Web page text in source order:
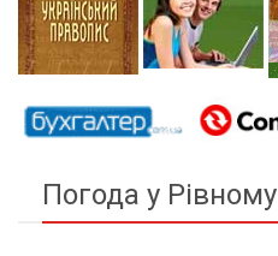
Погода у Рівному